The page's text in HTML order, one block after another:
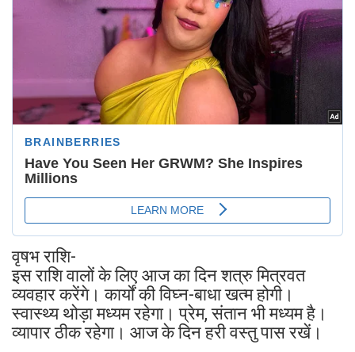
वृषभ राशि-
इस राशि वालों के लिए आज का दिन शत्रु मित्रवत
व्यवहार करेंगे। कार्यों की विघ्न-बाधा खत्म होगी।
स्वास्थ्य थोड़ा मध्यम रहेगा। प्रेम, संतान भी मध्यम है।
व्यापार ठीक रहेगा। आज के दिन हरी वस्तु पास रखें।